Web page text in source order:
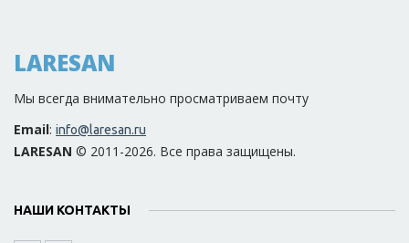
LARESAN
Мы всегда внимательно просматриваем почту
Email: info@laresan.ru
LARESAN © 2011-2026. Все права защищены.
НАШИ КОНТАКТЫ